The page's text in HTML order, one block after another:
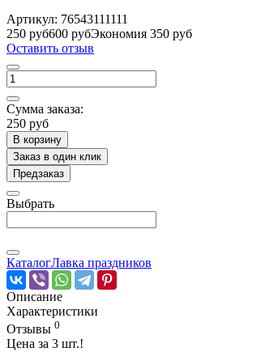
Артикул: 76543111111
250 руб600 рубЭкономия 350 руб
Оставить отзыв
Сумма заказа:
250 руб
В корзину
Заказ в один клик
Предзаказ
Выбрать
КаталогЛавка праздников
Описание
Характеристики
Отзывы 0
Цена за 3 шт.!